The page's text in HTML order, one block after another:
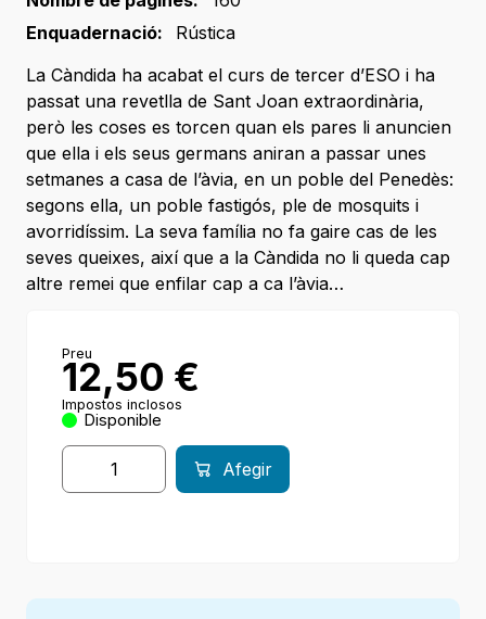
Enquadernació:
Rústica
La Càndida ha acabat el curs de tercer d’ESO i ha
passat una revetlla de Sant Joan extraordinària,
però les coses es torcen quan els pares li anuncien
que ella i els seus germans aniran a passar unes
setmanes a casa de l’àvia, en un poble del Penedès:
segons ella, un poble fastigós, ple de mosquits i
avorridíssim. La seva família no fa gaire cas de les
seves queixes, així que a la Càndida no li queda cap
altre remei que enfilar cap a ca l’àvia…
Preu
12,50 €
Impostos inclosos
Disponible
Afegir